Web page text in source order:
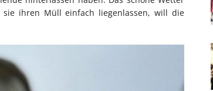
ihren Müll einfach liegenlassen, will die